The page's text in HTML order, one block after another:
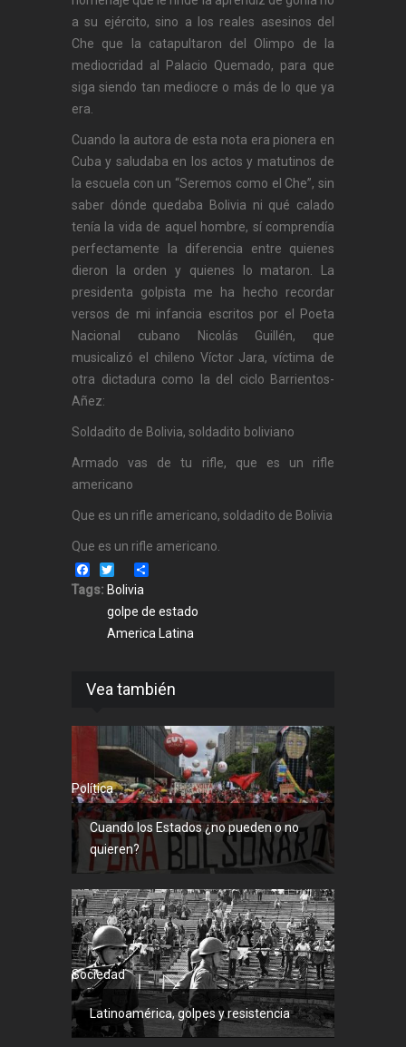
a su ejército, sino a los reales asesinos del
Che que la catapultaron del Olimpo de la
mediocridad al Palacio Quemado, para que
siga siendo tan mediocre o más de lo que ya
era.
Cuando la autora de esta nota era pionera en
Cuba y saludaba en los actos y matutinos de
la escuela con un “Seremos como el Che”, sin
saber dónde quedaba Bolivia ni qué calado
tenía la vida de aquel hombre, sí comprendía
perfectamente la diferencia entre quienes
dieron la orden y quienes lo mataron. La
presidenta golpista me ha hecho recordar
versos de mi infancia escritos por el Poeta
Nacional cubano Nicolás Guillén, que
musicalizó el chileno Víctor Jara, víctima de
otra dictadura como la del ciclo Barrientos-
Añez:
Soldadito de Bolivia, soldadito boliviano
Armado vas de tu rifle, que es un rifle
americano
Que es un rifle americano, soldadito de Bolivia
Que es un rifle americano.
Facebook
Twitter
Tags: Bolivia
golpe de estado
America Latina
Vea también
Política
Cuando los Estados ¿no pueden o no
quieren?
Sociedad
Latinoamérica, golpes y resistencia